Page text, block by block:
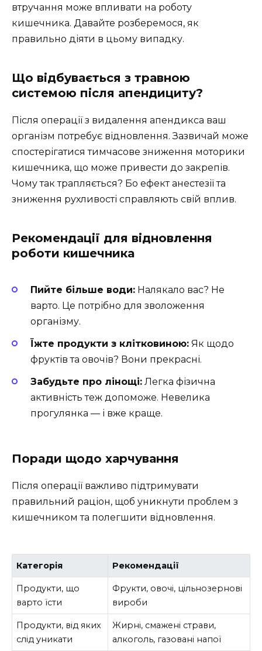
втручання може впливати на роботу
кишечника. Давайте розберемося, як
правильно діяти в цьому випадку.
Що відбувається з травною
системою після апендициту?
Після операції з видалення апендикса ваш
організм потребує відновлення. Зазвичай може
спостерігатися тимчасове зниження моторики
кишечника, що може привести до закрепів.
Чому так трапляється? Бо ефект анестезії та
зниження рухливості справляють свій вплив.
Рекомендації для відновлення
роботи кишечника
Пийте більше води: Налякало вас? Не
варто. Це потрібно для зволоження
організму.
Їжте продукти з клітковиною: Як щодо
фруктів та овочів? Вони прекрасні.
Забудьте про лінощі: Легка фізична
активність теж допоможе. Невелика
прогулянка — і вже краще.
Поради щодо харчування
Після операції важливо підтримувати
правильний раціон, щоб уникнути проблем з
кишечником та полегшити відновлення.
Категорія Рекомендації
Продукти, що
варто їсти
Фрукти, овочі, цільнозернові
вироби
Продукти, від яких
слід уникати
Жирні, смажені страви,
алкоголь, газовані напої